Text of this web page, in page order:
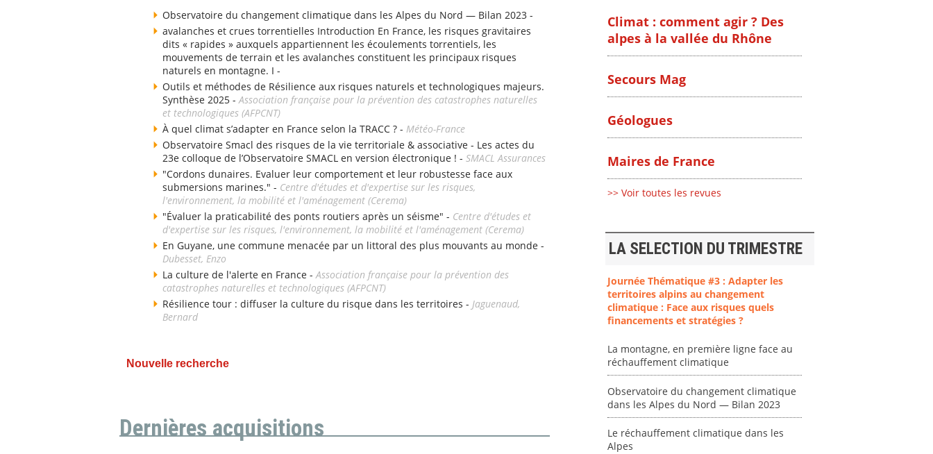
Observatoire du changement climatique dans les Alpes du Nord — Bilan 2023 -
avalanches et crues torrentielles Introduction En France, les risques gravitaires
dits « rapides » auxquels appartiennent les écoulements torrentiels, les
mouvements de terrain et les avalanches constituent les principaux risques
naturels en montagne. I -
Outils et méthodes de Résilience aux risques naturels et technologiques majeurs.
Synthèse 2025 -Association française pour la prévention des catastrophes naturelles
et technologiques (AFPCNT)
À quel climat s’adapter en France selon la TRACC ? - Météo-France
Observatoire Smacl des risques de la vie territoriale & associative - Les actes du
23e colloque de l’Observatoire SMACL en version électronique ! - SMACL Assurances
"Cordons dunaires. Evaluer leur comportement et leur robustesse face aux
submersions marines." - Centre d'études et d'expertise sur les risques,
l'environnement, la mobilité et l'aménagement (Cerema)
"Évaluer la praticabilité des ponts routiers après un séisme" - Centre d'études et
d'expertise sur les risques, l'environnement, la mobilité et l'aménagement (Cerema)
En Guyane, une commune menacée par un littoral des plus mouvants au monde -
Dubesset, Enzo
La culture de l'alerte en France -Association française pour la prévention des
catastrophes naturelles et technologiques (AFPCNT)
Résilience tour : diffuser la culture du risque dans les territoires - Jaguenaud,
Bernard
Nouvelle recherche
Dernières acquisitions
Climat : comment agir ? Des
alpes à la vallée du Rhône
Secours Mag
Géologues
Maires de France
>> Voir toutes les revues
LA SELECTION DU TRIMESTRE
Journée Thématique #3 : Adapter les
territoires alpins au changement
climatique : Face aux risques quels
financements et stratégies ?
La montagne, en première ligne face au
réchauffement climatique
Observatoire du changement climatique
dans les Alpes du Nord — Bilan 2023
Le réchauffement climatique dans les
Alpes